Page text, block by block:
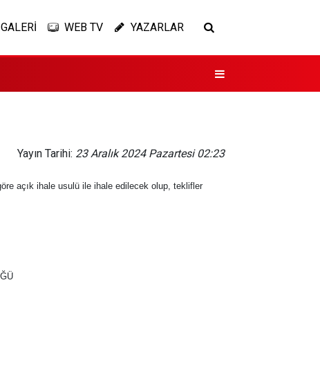
WEB TV YAZARLAR
Yayın Tarihi: 23 Aralık 2024 Pazartesi 02:23
açık ihale usulü ile ihale edilecek olup, teklifler